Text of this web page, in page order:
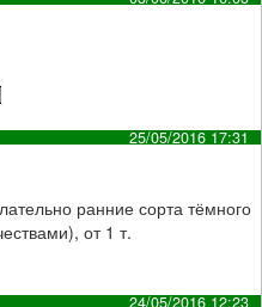
25/05/2016 17:31
ранние сорта тёмного
от 1 т.
24/05/2016 12:23